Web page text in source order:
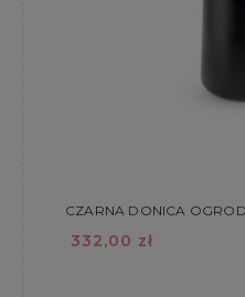
CZARNA DONICA
332,00 zł